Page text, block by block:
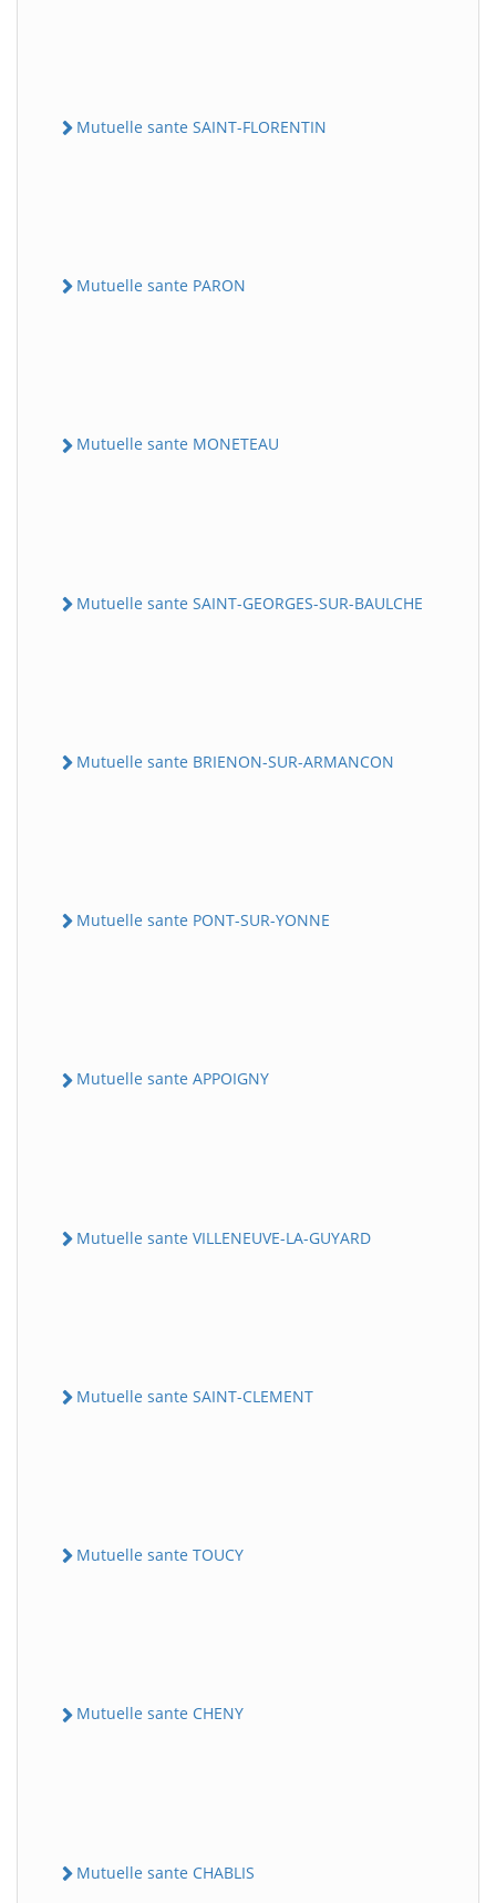
Mutuelle sante SAINT-FLORENTIN
Mutuelle sante PARON
Mutuelle sante MONETEAU
Mutuelle sante SAINT-GEORGES-SUR-BAULCHE
Mutuelle sante BRIENON-SUR-ARMANCON
Mutuelle sante PONT-SUR-YONNE
Mutuelle sante APPOIGNY
Mutuelle sante VILLENEUVE-LA-GUYARD
Mutuelle sante SAINT-CLEMENT
Mutuelle sante TOUCY
Mutuelle sante CHENY
Mutuelle sante CHABLIS